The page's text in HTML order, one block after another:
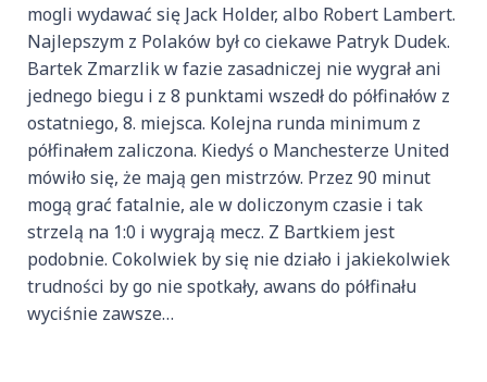
mogli wydawać się Jack Holder, albo Robert Lambert.
Najlepszym z Polaków był co ciekawe Patryk Dudek.
Bartek Zmarzlik w fazie zasadniczej nie wygrał ani
jednego biegu i z 8 punktami wszedł do półfinałów z
ostatniego, 8. miejsca. Kolejna runda minimum z
półfinałem zaliczona. Kiedyś o Manchesterze United
mówiło się, że mają gen mistrzów. Przez 90 minut
mogą grać fatalnie, ale w doliczonym czasie i tak
strzelą na 1:0 i wygrają mecz. Z Bartkiem jest
podobnie. Cokolwiek by się nie działo i jakiekolwiek
trudności by go nie spotkały, awans do półfinału
wyciśnie zawsze…